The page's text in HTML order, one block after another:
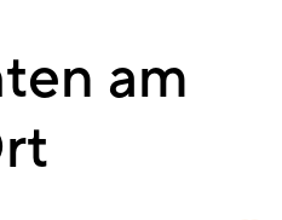
am